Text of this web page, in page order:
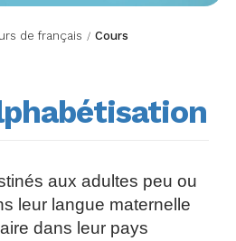
de français / Cours
aux adultes peu ou
leur langue maternelle
dans leur pays